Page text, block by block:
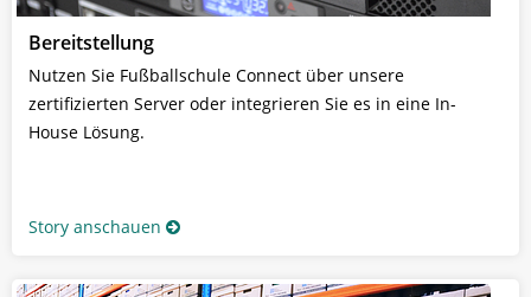
Bereitstellung
Nutzen Sie Fußballschule Connect über unsere
zertifizierten Server oder integrieren Sie es in eine In-
House Lösung.
Story anschauen